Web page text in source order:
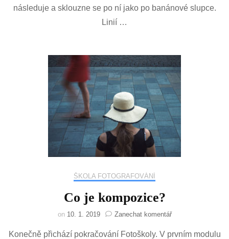
následuje a sklouzne se po ní jako po banánové slupce.
Linií …
ŠKOLA FOTOGRAFOVÁNÍ
Co je kompozice?
on 10. 1. 2019 Zanechat komentářna
je
Konečně přichází pokračování Fotoškoly. V prvním modulu